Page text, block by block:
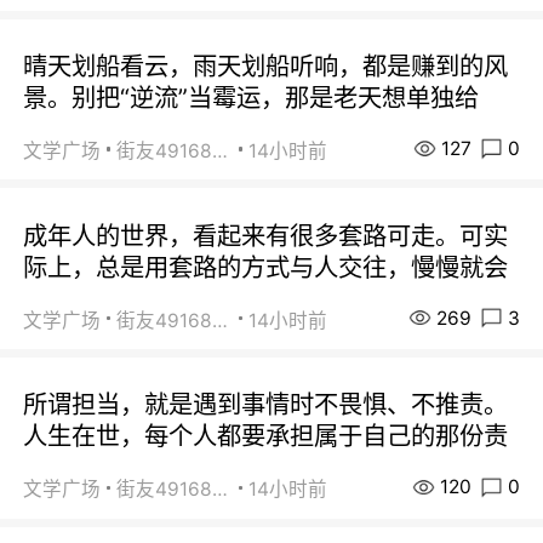
晴天划船看云，雨天划船听响，都是赚到的风
景。别把“逆流”当霉运，那是老天想单独给
文学广场 街友49168527 14小时前 127 0
成年人的世界，看起来有很多套路可走。可实
际上，总是用套路的方式与人交往，慢慢就会
文学广场 街友49168527 14小时前 269 3
所谓担当，就是遇到事情时不畏惧、不推责。
人生在世，每个人都要承担属于自己的那份责
文学广场 街友49168527 14小时前 120 0